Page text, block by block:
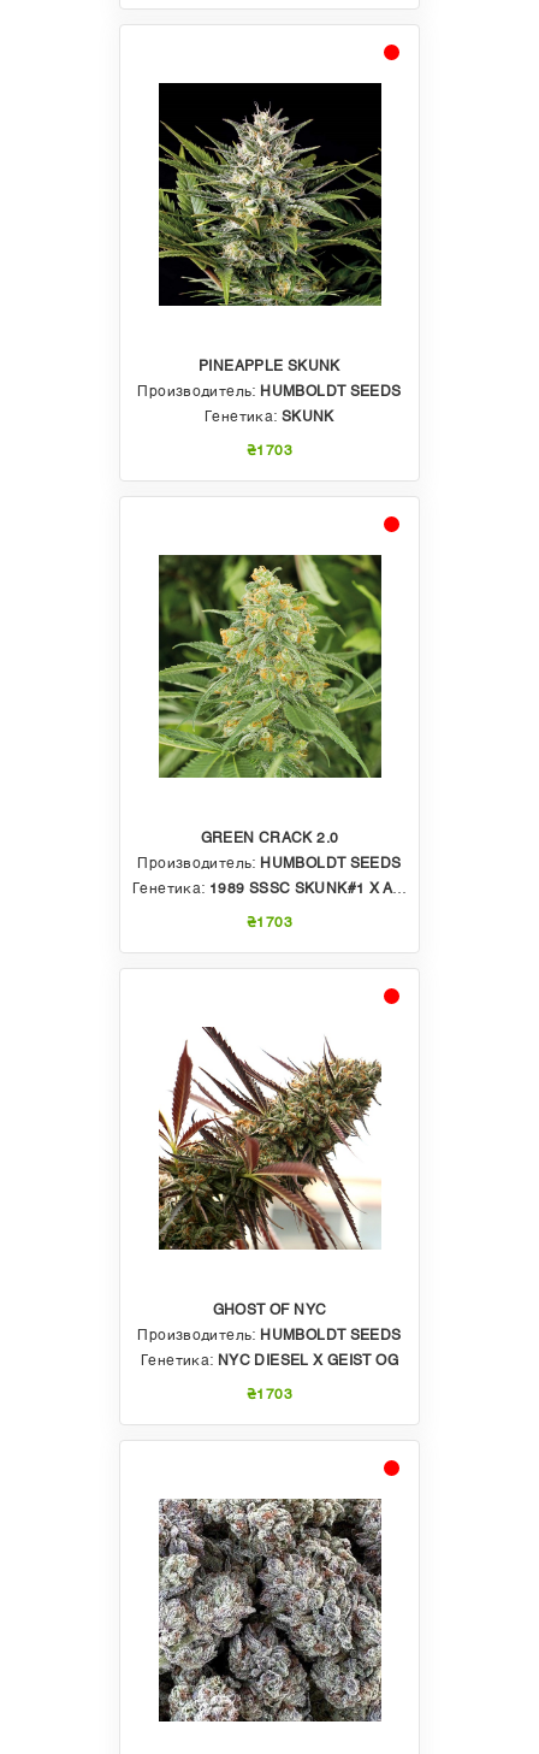
PINEAPPLE SKUNK
Производитель: HUMBOLDT SEEDS
Генетика: SKUNK
₴1703
GREEN CRACK 2.0
Производитель: HUMBOLDT SEEDS
Генетика: 1989 SSSC SKUNK#1 X AFGHANI
₴1703
GHOST OF NYC
Производитель: HUMBOLDT SEEDS
Генетика: NYC DIESEL X GEIST OG
₴1703